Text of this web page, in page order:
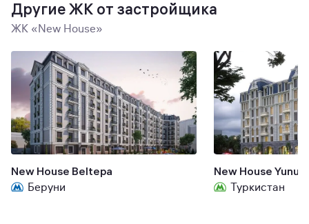
Другие ЖК от застройщика
ЖК «New House»
New House Beltepa
Беруни
New House
Туркистан